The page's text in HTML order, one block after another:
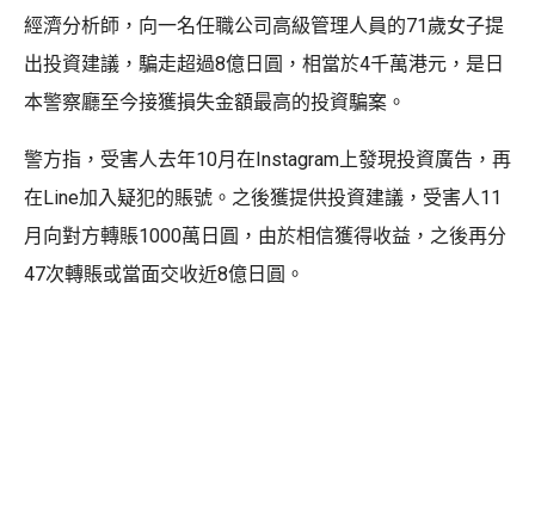
經濟分析師，向一名任職公司高級管理人員的71歲女子提
出投資建議，騙走超過8億日圓，相當於4千萬港元，是日
本警察廳至今接獲損失金額最高的投資騙案。
警方指，受害人去年10月在Instagram上發現投資廣告，再
在Line加入疑犯的賬號。之後獲提供投資建議，受害人11
月向對方轉賬1000萬日圓，由於相信獲得收益，之後再分
47次轉賬或當面交收近8億日圓。